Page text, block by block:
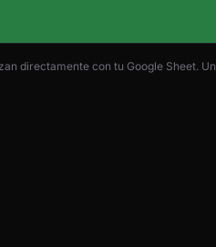
directamente con tu Google Sheet.